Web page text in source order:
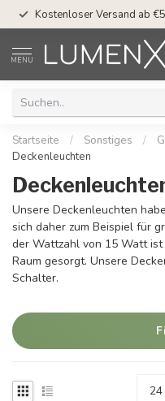
Kostenloser Versand ab
MENU
Startseite / Sonstiges /
Deckenleuchten
Unsere Deckenleuchten
sich daher zum Beispiel für
der Wattzahl von 15 Watt
Raum gesorgt. Unsere
Schalter.